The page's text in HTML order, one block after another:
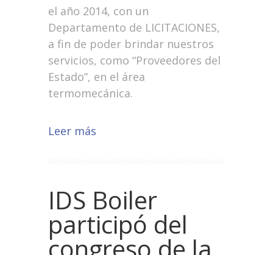
el año 2014, con un
Departamento de LICITACIONES,
a fin de poder brindar nuestros
servicios, como “Proveedores del
Estado”, en el área
termomecánica.
Leer más
IDS Boiler
participó del